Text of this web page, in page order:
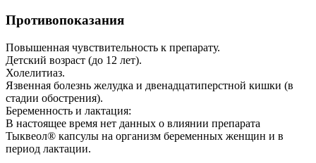
Противопоказания
Повышенная чувствительность к препарату.
Детский возраст (до 12 лет).
Холелитиаз.
Язвенная болезнь желудка и двенадцатиперстной кишки (в
стадии обострения).
Беременность и лактация:
В настоящее время нет данных о влиянии препарата
Тыквеол® капсулы на организм беременных женщин и в
период лактации.